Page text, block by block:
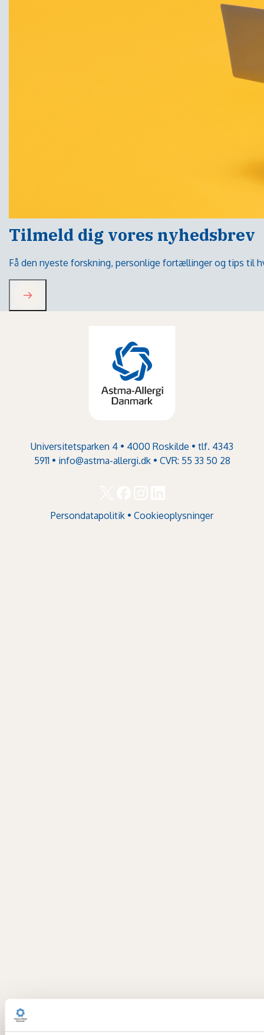
Tilmeld dig vores nyhedsbrev
Få den nyeste forskning, personlige fortællinger og tips til
Universitetsparken 4 • 4000 Roskilde • tlf. 4343
5911 • info@astma-allergi.dk• CVR: 55 33 50 28
Persondatapolitik • Cookieoplysninger